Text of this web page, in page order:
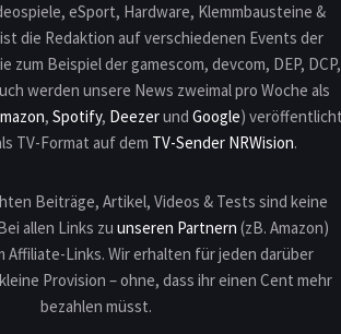
eSport, Hardware, Klemmbausteine &
die Redaktion auf verschiedenen Events der
zum Beispiel der gamescom, devcom, DEP, DCP,
werden unsere News zweimal pro Woche als
, Spotify, Deezerund Google)
TV-Format auf dem TV-Sender NRWision.
Beiträge, Artikel, Videos & Tests sind keine
allen Links zu unseren Partnern (zB. Amazon)
Affiliate-Links. Wir erhalten für jeden darüber
Provision – ohne, dass ihr einen Cent mehr
bezahlen müsst.